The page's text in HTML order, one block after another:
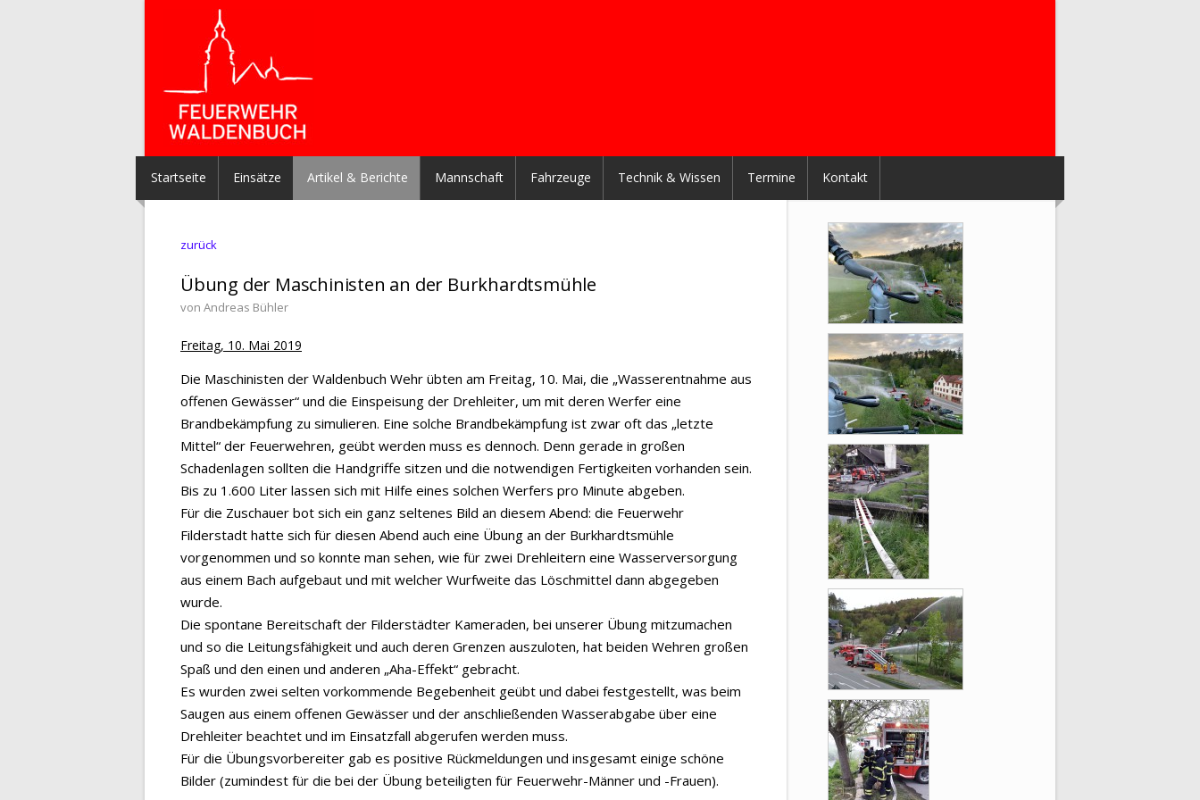
Startseite Einsätze Artikel & Berichte Mannschaft Fahrzeuge Technik & Wissen Termine Kontakt
zurück
Übung der Maschinisten an der Burkhardtsmühle
von Andreas Bühler
Freitag, 10. Mai 2019
Die Maschinisten der Waldenbuch Wehr übten am Freitag, 10. Mai, die „Wasserentnahme aus
offenen Gewässer“ und die Einspeisung der Drehleiter, um mit deren Werfer eine
Brandbekämpfung zu simulieren. Eine solche Brandbekämpfung ist zwar oft das „letzte
Mittel“ der Feuerwehren, geübt werden muss es dennoch. Denn gerade in großen
Schadenlagen sollten die Handgriffe sitzen und die notwendigen Fertigkeiten vorhanden sein.
Bis zu 1.600 Liter lassen sich mit Hilfe eines solchen Werfers pro Minute abgeben.
Für die Zuschauer bot sich ein ganz seltenes Bild an diesem Abend: die Feuerwehr
Filderstadt hatte sich für diesen Abend auch eine Übung an der Burkhardtsmühle
vorgenommen und so konnte man sehen, wie für zwei Drehleitern eine Wasserversorgung
aus einem Bach aufgebaut und mit welcher Wurfweite das Löschmittel dann abgegeben
wurde.
Die spontane Bereitschaft der Filderstädter Kameraden, bei unserer Übung mitzumachen
und so die Leitungsfähigkeit und auch deren Grenzen auszuloten, hat beiden Wehren großen
Spaß und den einen und anderen „Aha-Effekt“ gebracht.
Es wurden zwei selten vorkommende Begebenheit geübt und dabei festgestellt, was beim
Saugen aus einem offenen Gewässer und der anschließenden Wasserabgabe über eine
Drehleiter beachtet und im Einsatzfall abgerufen werden muss.
Für die Übungsvorbereiter gab es positive Rückmeldungen und insgesamt einige schöne
Bilder (zumindest für die bei der Übung beteiligten für Feuerwehr-Männer und -Frauen).